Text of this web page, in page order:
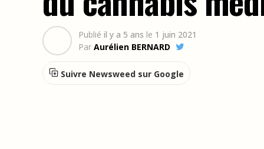
Publié il y a 5 ans le 1 juin 2021
Par Aurélien BERNARD
Suivre Newsweed sur Google